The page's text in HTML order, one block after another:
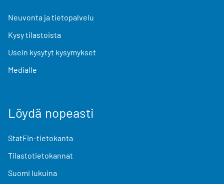
Neuvonta ja tietopalvelu
Kysy tilastoista
Usein kysytyt kysymykset
Medialle
Löydä nopeasti
StatFin-tietokanta
Tilastotietokannat
Suomi lukuina